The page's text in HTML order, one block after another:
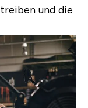
und die